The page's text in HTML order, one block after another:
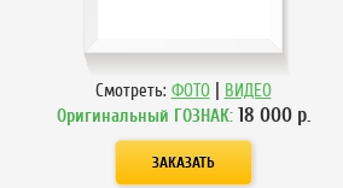
Смотреть: ФОТО | ВИДЕО
Оригинальный ГОЗНАК: 18 000р.